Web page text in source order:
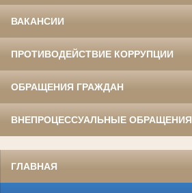
ВАКАНСИИ
ПРОТИВОДЕЙСТВИЕ КОРРУПЦИИ
ОБРАЩЕНИЯ ГРАЖДАН
ВНЕПРОЦЕССУАЛЬНЫЕ ОБРАЩЕНИЯ
ГЛАВНАЯ